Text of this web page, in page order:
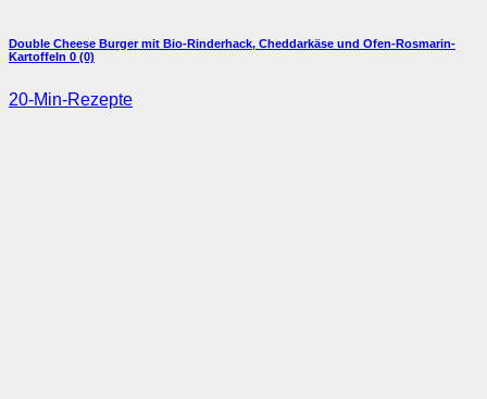
Double Cheese Burger mit Bio-Rinderhack, Cheddarkäse und Ofen-Rosmarin-
Kartoffeln 0 (0)
20-Min-Rezepte